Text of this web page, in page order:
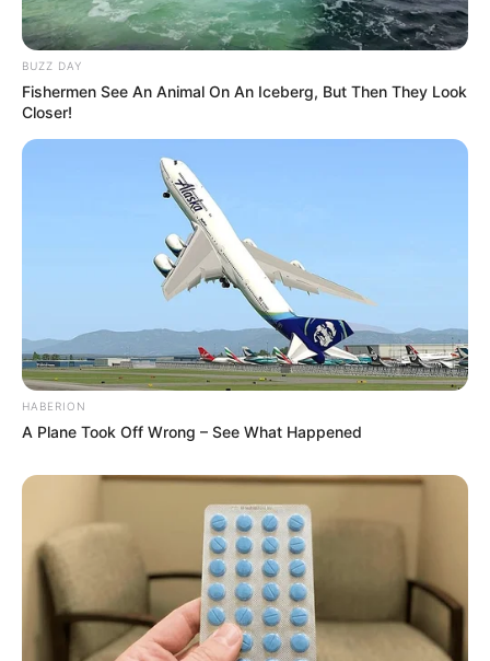
BUZZ DAY
Fishermen See An Animal On An Iceberg, But Then They Look
Closer!
HABERION
A Plane Took Off Wrong – See What Happened